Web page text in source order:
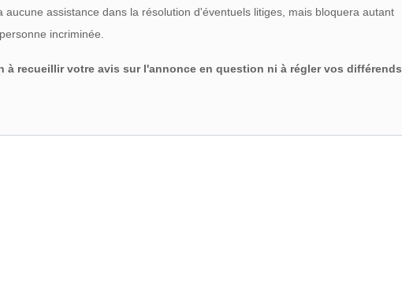
aucune assistance dans la résolution d'éventuels litiges, mais bloquera autant
incriminée.
à recueillir votre avis sur l'annonce en question ni à régler vos différends